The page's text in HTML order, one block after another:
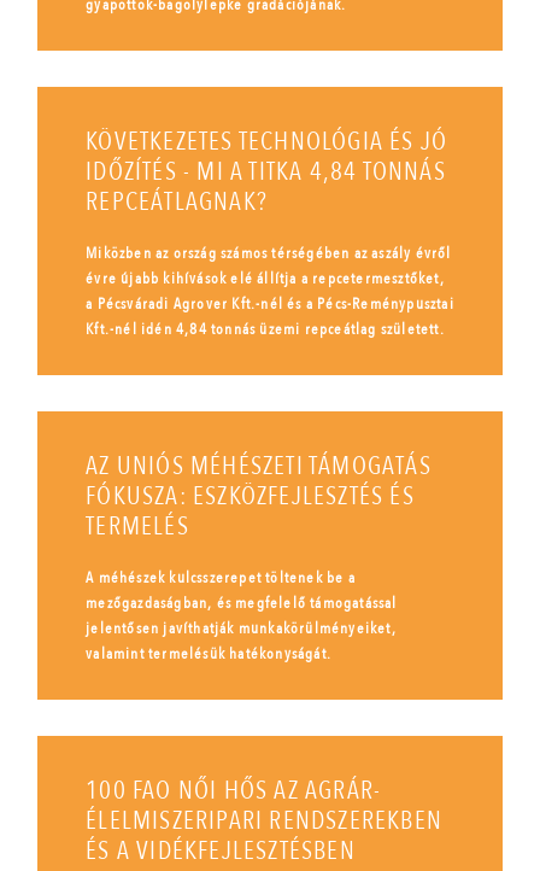
gyapottok-bagolylepke gradációjának.
KÖVETKEZETES TECHNOLÓGIA ÉS JÓ
IDŐZÍTÉS - MI A TITKA 4,84 TONNÁS
REPCEÁTLAGNAK?
Miközben az ország számos térségében az aszály évről
évre újabb kihívások elé állítja a repcetermesztőket,
a Pécsváradi Agrover Kft.-nél és a Pécs-Reménypusztai
Kft.-nél idén 4,84 tonnás üzemi repceátlag született.
AZ UNIÓS MÉHÉSZETI TÁMOGATÁS
FÓKUSZA: ESZKÖZFEJLESZTÉS ÉS
TERMELÉS
A méhészek kulcsszerepet töltenek be a
mezőgazdaságban, és megfelelő támogatással
jelentősen javíthatják munkakörülményeiket,
valamint termelésük hatékonyságát.
100 FAO NŐI HŐS AZ AGRÁR-
ÉLELMISZERIPARI RENDSZEREKBEN
ÉS A VIDÉKFEJLESZTÉSBEN